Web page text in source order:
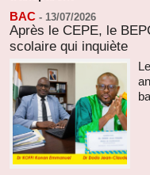
BAC - 13/07/2026
Après le CEPE, le
scolaire qui inquiète